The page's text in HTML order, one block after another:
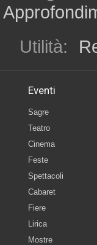
Utilità:
Eventi
Sagre
Teatro
Cinema
Feste
Spettacoli
Cabaret
Fiere
Lirica
Mostre